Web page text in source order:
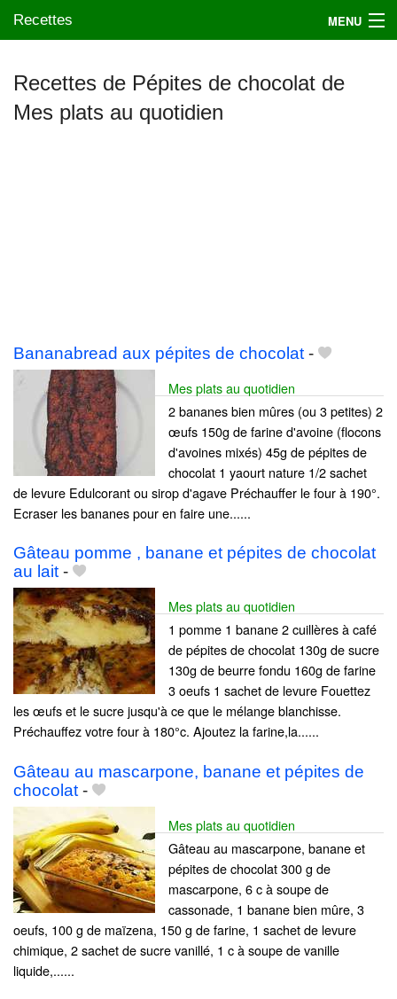
Recettes MENU
Mes blogs préférés
Recettes de Pépites de chocolat de
Mes plats au quotidien
Bananabread aux pépites de chocolat -
Mes plats au quotidien
2 bananes bien mûres (ou 3 petites) 2
œufs 150g de farine d'avoine (flocons
d'avoines mixés) 45g de pépites de
chocolat 1 yaourt nature 1/2 sachet
de levure Edulcorant ou sirop d'agave Préchauffer le four à 190°.
Ecraser les bananes pour en faire une......
Gâteau pomme , banane et pépites de chocolat
au lait-
Mes plats au quotidien
1 pomme 1 banane 2 cuillères à café
de pépites de chocolat 130g de sucre
130g de beurre fondu 160g de farine
3 oeufs 1 sachet de levure Fouettez
les œufs et le sucre jusqu'à ce que le mélange blanchisse.
Préchauffez votre four à 180°c. Ajoutez la farine,la......
Gâteau au mascarpone, banane et pépites de
chocolat -
Mes plats au quotidien
Gâteau au mascarpone, banane et
pépites de chocolat 300 g de
mascarpone, 6 c à soupe de
cassonade, 1 banane bien mûre, 3
oeufs, 100 g de maïzena, 150 g de farine, 1 sachet de levure
chimique, 2 sachet de sucre vanillé, 1 c à soupe de vanille
liquide,......